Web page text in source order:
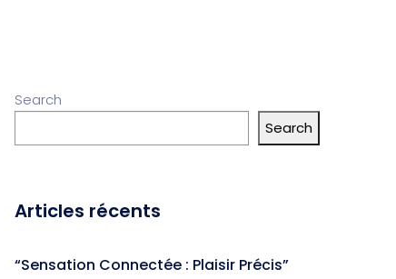
Search
Search
Articles récents
“Sensation Connectée : Plaisir Précis”